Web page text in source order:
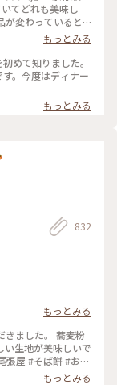
味しいランチで
り）（3枚め） こ
た。（トップ＆2
でも再現
味しいは幸せ #炊
てどれも美味し
が変わっていると
て頂きます☺︎ .もっとみる
めて知りました。
。今度はディナー
もっとみる
832
もっとみる
きました。 蕎麦粉
い生地が美味しいで
もっとみる